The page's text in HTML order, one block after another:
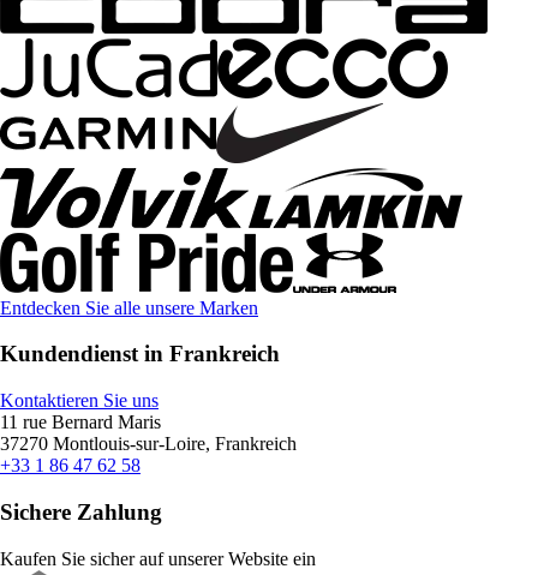
Entdecken Sie alle unsere Marken
Kundendienst in Frankreich
Kontaktieren Sie uns
11 rue Bernard Maris
37270 Montlouis-sur-Loire, Frankreich
+33 1 86 47 62 58
Sichere Zahlung
Kaufen Sie sicher auf unserer Website ein